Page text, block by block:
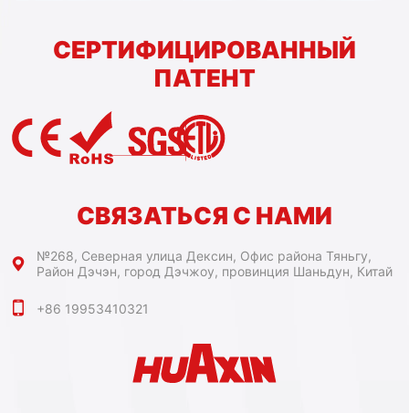
СЕРТИФИЦИРОВАННЫЙ
ПАТЕНТ
СВЯЗАТЬСЯ С НАМИ
№268, Северная улица Дексин, Офис района Тяньгу,
Район Дэчэн, город Дэчжоу, провинция Шаньдун, Китай
+86 19953410321